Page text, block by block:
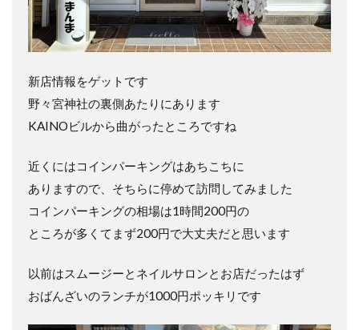
新店情報をゲットです
野々宮神社の裏側あたりにあります
KAINOビルから曲がったところですね
近くにはコインパーキングはあちこちに
ありますので、そちらに停めて訪問してみました
コインパーキングの相場は1時間200円の
ところが多くてまず200円で大丈夫だと思います
以前はスムージーとネイルサロンとお店だったはず
おばんざいのランチが1000円ポッキリです